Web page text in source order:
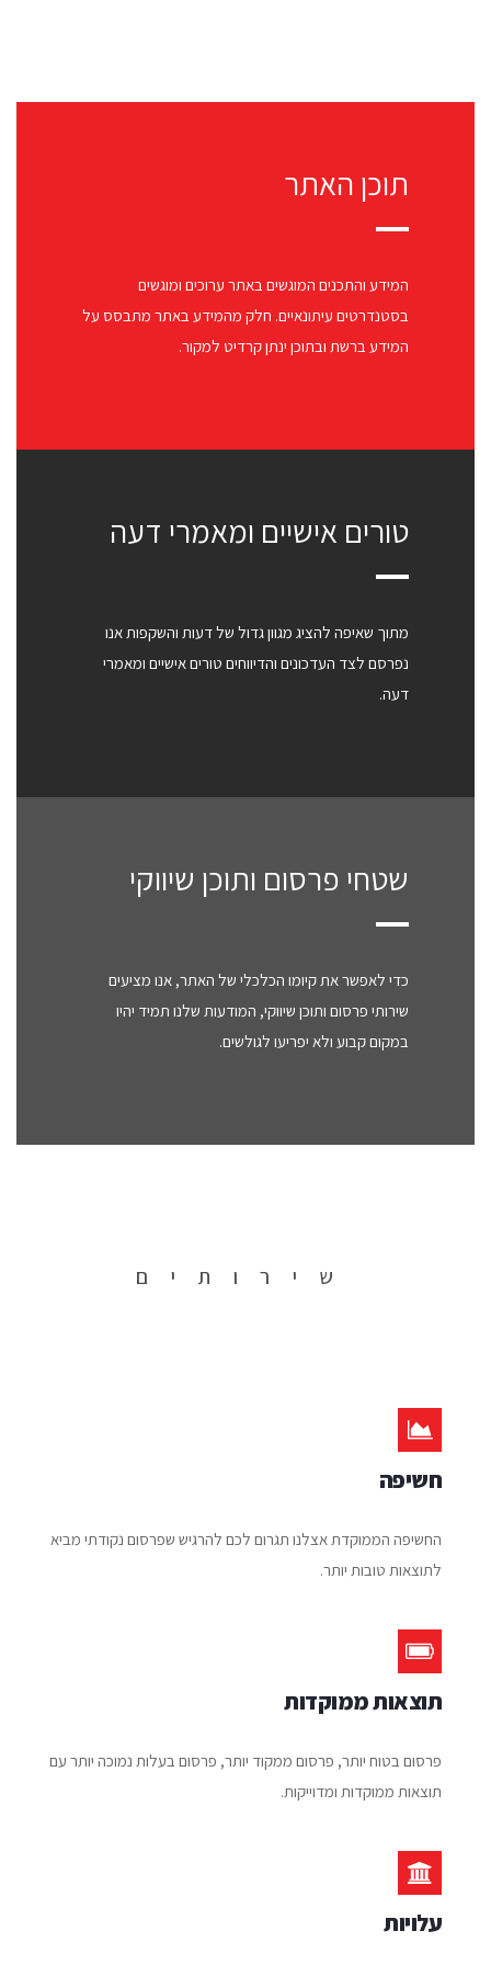
תוכן האתר
המידע והתכנים המוגשים באתר ערוכים ומוגשים
בסטנדרטים עיתונאיים. חלק מהמידע באתר מתבסס על
המידע ברשת ובתוכן ינתן קרדיט למקור.
טורים אישיים ומאמרי דעה
מתוך שאיפה להציג מגוון גדול של דעות והשקפות אנו
נפרסם לצד העדכונים והדיווחים טורים אישיים ומאמרי
דעה.
שטחי פרסום ותוכן שיווקי
כדי לאפשר את קיומו הכלכלי של האתר, אנו מציעים
שירותי פרסום ותוכן שיווקי, המודעות שלנו תמיד יהיו
במקום קבוע ולא יפריעו לגולשים.
שירותים
חשיפה
החשיפה הממוקדת אצלנו תגרום לכם להרגיש שפרסום נקודתי מביא
לתוצאות טובות יותר.
תוצאות ממוקדות
פרסום בטוח יותר, פרסום ממקוד יותר, פרסום בעלות נמוכה יותר עם
תוצאות ממוקדות ומדוייקות.
עלויות